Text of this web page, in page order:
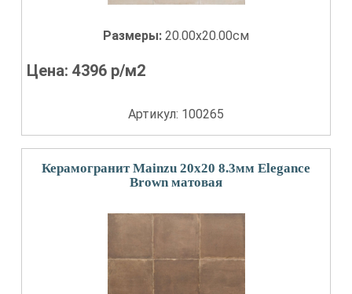
Размеры: 20.00x20.00см
Цена:4396 р/м2
Артикул: 100265
Керамогранит Mainzu 20x20 8.3мм Elegance
Brown матовая